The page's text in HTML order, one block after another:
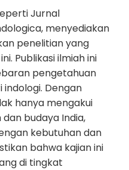
Jurnal
menyediakan
penelitian yang
Publikasi ilmiah ini
pengetahuan
Dengan
hanya mengakui
budaya India,
kebutuhan dan
bahwa kajian ini
di tingkat